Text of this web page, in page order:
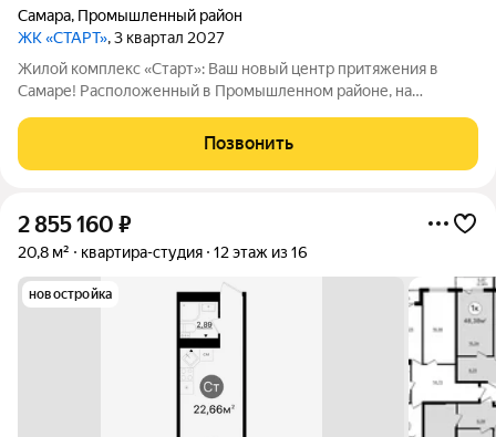
Самара, Промышленный район
ЖК «СТАРТ», 3 квартал 2027
Жилой комплекс «Старт»: Ваш новый центр притяжения в
Самаре! Расположенный в Промышленном районе, на
«Старт» предлагает современное жилье для активной жизни.
Комплекс включает в себя отдельно
Позвонить
2 855 160 ₽
20,8 м² квартира-студия 12 этаж из 16
новостройка